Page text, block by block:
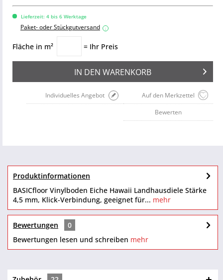
Lieferzeit: 4 bis 6 Werktage
Paket- oder Stückgutversand i
Fläche in m² = Ihr Preis
IN DEN WARENKORB
Auf den Merkzettel
Individuelles Angebot
Bewerten
Produktinformationen
BASICfloor Vinylboden Eiche Hawaii Landhausdiele Stärke
4,5 mm, Klick-Verbindung, geeignet für... mehr
Bewertungen
0
Bewertungen lesen und schreiben mehr